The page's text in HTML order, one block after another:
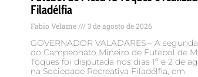
Filadélfia
Fabio Velame 3 de agosto de 2026
GOVERNADOR VALADARES – A
do Campeonato Mineiro de Futebol de
Toques foi disputada nos dias 1º e 2 de
na Sociedade Recreativa Filadélfia, em